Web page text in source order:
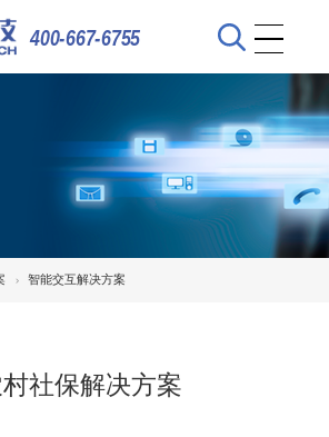
400-667-6755
智能交互解决方案
社保解决方案